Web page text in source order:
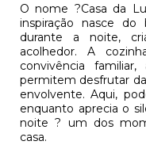
O nome ?Casa da
inspiração nasce
durante a noite,
acolhedor. A
convivência
permitem desfrutar
envolvente. Aqui,
enquanto aprecia o
noite ? um dos
casa.